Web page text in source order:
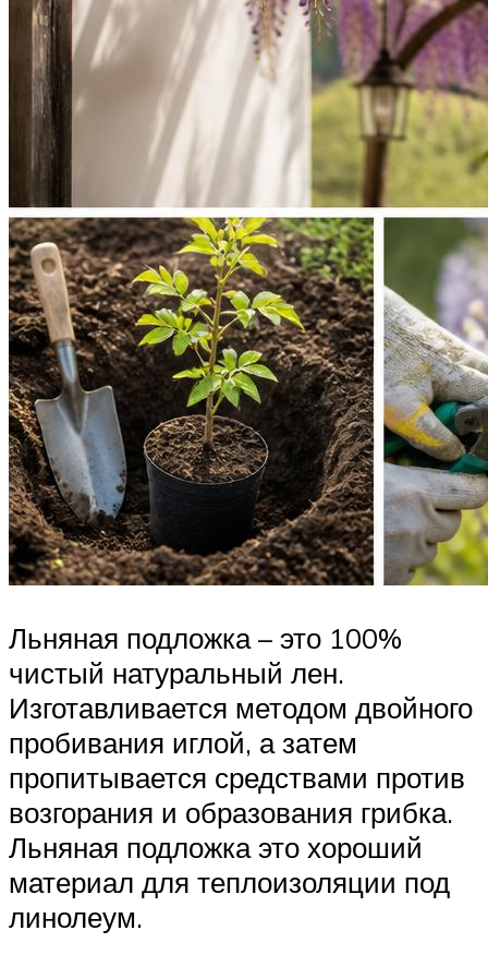
Льняная подложка – это 100%
чистый натуральный лен.
Изготавливается методом двойного
пробивания иглой, а затем
пропитывается средствами против
возгорания и образования грибка.
Льняная подложка это хороший
материал для теплоизоляции под
линолеум.